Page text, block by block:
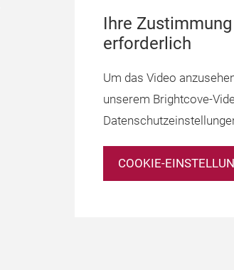
Ihre
erforderlich
Um das Video
unserem Brightcove-
COOKIE-